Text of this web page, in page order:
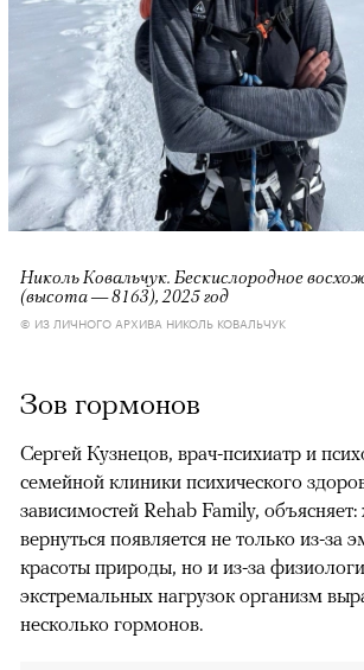
Николь Ковальчук. Бескислородное
(высота — 8163), 2025 год
© ИЗ ЛИЧНОГО АРХИВА НИКОЛЬ КОВАЛЬЧУК
Зов гормонов
Сергей Кузнецов, врач-психиатр и
семейной клиники психического
зависимостей Rehab Family,
вернуться появляется не только из-за
красоты природы, но и из-за
экстремальных нагрузок организм
несколько гормонов.